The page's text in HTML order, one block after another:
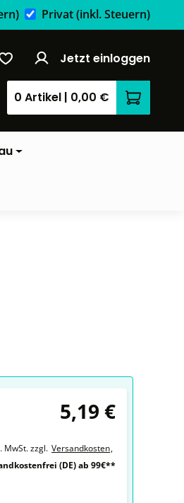
Privat(inkl. Steuern)
Jetzt einloggen
0 Artikel | 0,00 €
5,19 €
MwSt. zzgl. Versandkosten,
(DE) ab 99€**